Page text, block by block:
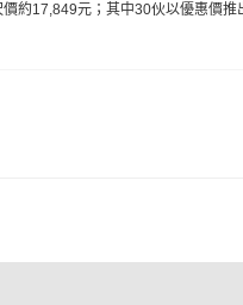
約17,849元；其中30伙以優惠價推